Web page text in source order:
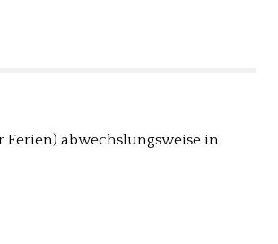
Ferien) abwechslungsweise in